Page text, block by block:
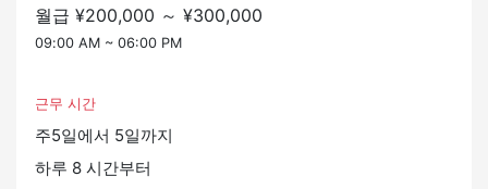
월급 ¥200,000 ～ ¥300,000
09:00 AM ~ 06:00 PM
근무 시간
주5일에서 5일까지
하루 8 시간부터